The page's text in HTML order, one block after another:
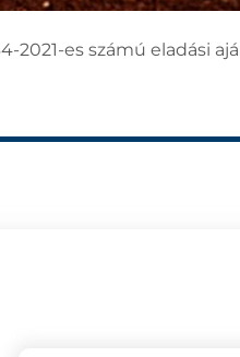
es számú eladási